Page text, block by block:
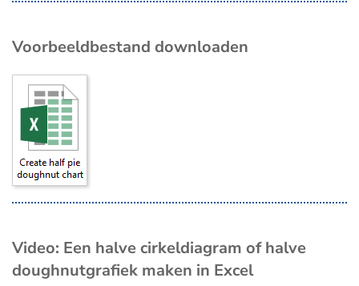
Voorbeeldbestand downloaden
Video: Een halve cirkeldiagram of halve
doughnutgrafiek maken in Excel